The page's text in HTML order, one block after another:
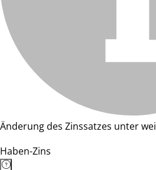
Änderung des Zinssatzes unter
Haben-Zins